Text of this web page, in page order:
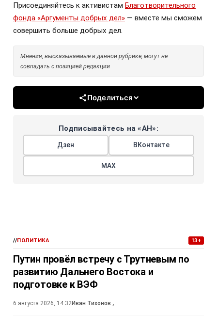
Присоединяйтесь к активистам Благотворительного
фонда «Аргументы добрых дел» — вместе мы сможем
совершить больше добрых дел.
Мнения, высказываемые в данной рубрике, могут не
совпадать с позицией редакции
Поделиться
Подписывайтесь на «АН»:
Дзен ВКонтакте
МАХ
//ПОЛИТИКА 13+
Путин провёл встречу с Трутневым по
развитию Дальнего Востока и
подготовке к ВЭФ
6 августа 2026, 14:32Иван Тихонов ,